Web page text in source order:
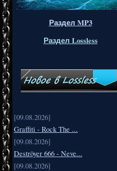
Раздел MP3
Раздел Lossless
[09.08.2026]
Graffiti - Rock The ...
[09.08.2026]
Deströyer 666 - Neve...
[09.08.2026]